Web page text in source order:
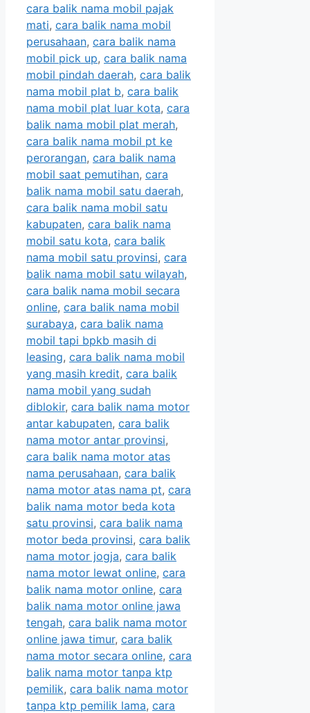
cara balik nama mobil pajak
mati, cara balik nama mobil
perusahaan, cara balik nama
mobil pick up, cara balik nama
mobil pindah daerah, cara balik
nama mobil plat b, cara balik
nama mobil plat luar kota, cara
balik nama mobil plat merah,
cara balik nama mobil pt ke
perorangan, cara balik nama
mobil saat pemutihan, cara
balik nama mobil satu daerah,
cara balik nama mobil satu
kabupaten, cara balik nama
mobil satu kota, cara balik
nama mobil satu provinsi, cara
balik nama mobil satu wilayah,
cara balik nama mobil secara
online, cara balik nama mobil
surabaya, cara balik nama
mobil tapi bpkb masih di
leasing, cara balik nama mobil
yang masih kredit, cara balik
nama mobil yang sudah
diblokir, cara balik nama motor
antar kabupaten, cara balik
nama motor antar provinsi,
cara balik nama motor atas
nama perusahaan, cara balik
nama motor atas nama pt, cara
balik nama motor beda kota
satu provinsi, cara balik nama
motor beda provinsi, cara balik
nama motor jogja, cara balik
nama motor lewat online, cara
balik nama motor online, cara
balik nama motor online jawa
tengah, cara balik nama motor
online jawa timur, cara balik
nama motor secara online, cara
balik nama motor tanpa ktp
pemilik, cara balik nama motor
tanpa ktp pemilik lama, cara